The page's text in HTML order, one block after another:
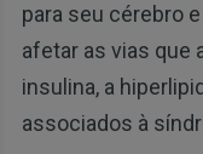
para seu cérebro
afetar as vias que
insulina, a
associados à